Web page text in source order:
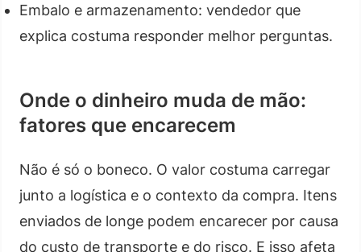
Embalo e armazenamento: vendedor que
explica costuma responder melhor perguntas.
Onde o dinheiro muda de mão:
fatores que encarecem
Não é só o boneco. O valor costuma carregar
junto a logística e o contexto da compra. Itens
enviados de longe podem encarecer por causa
do custo de transporte e do risco. E isso afeta